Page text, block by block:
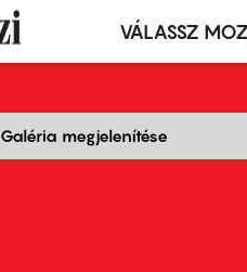
VÁLASSZ
Galéria megjelenítése